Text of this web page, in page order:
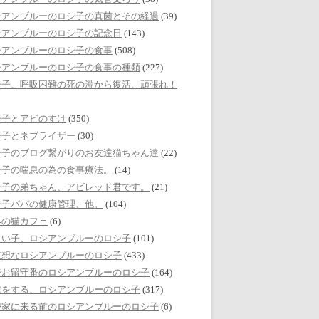
ンブルーのロシ子の真菌とその経過 (39)
ンブルーのロシ子の記念日 (143)
ンブルーのロシ子の食事 (508)
ンブルーのロシ子の食事の種類 (227)
、呼吸困難の死の淵から復活、頑張れ！
とアビのすけ (350)
とネブライザー (30)
のブログ繋がりのお友達猫ちゃん達 (22)
の喘息の為の食事療法。
(14)
の弟ちゃん、アビレッド君です。
(21)
パパの健康管理、他。
(104)
猫カフェ (6)
子、ロシアンブルーのロシ子 (101)
なロシアンブルーのロシ子 (433)
留守番のロシアンブルーのロシ子 (164)
する、ロシアンブルーのロシ子 (317)
に来る前のロシアンブルーのロシ子 (6)